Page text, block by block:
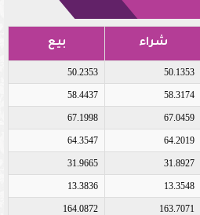
شراء بيع
50.1353
50.2353
58.3174
58.4437
67.0459
67.1998
64.2019
64.3547
31.8927
31.9665
13.3548
13.3836
163.7071
164.0872